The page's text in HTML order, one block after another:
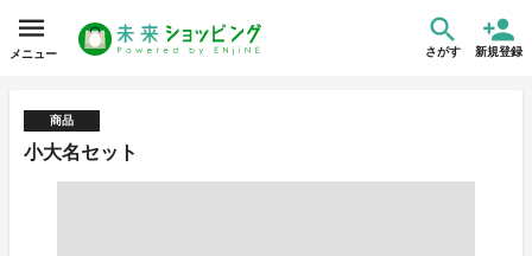
メニュー さがす 新規登録
商品
小大名セット